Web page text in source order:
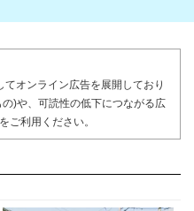
オンライン広告を展開しており
)や、可読性の低下につながる広
をご利用ください。